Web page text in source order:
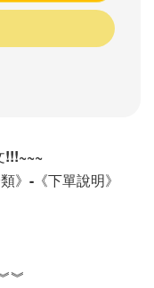
!!!~~~
》-《下單說明》